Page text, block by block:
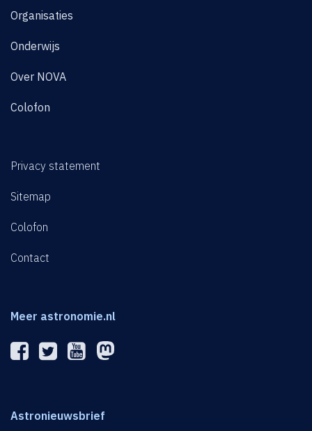
Organisaties
Onderwijs
Over NOVA
Colofon
Privacy statement
Sitemap
Colofon
Contact
Meer astronomie.nl
Astronieuwsbrief